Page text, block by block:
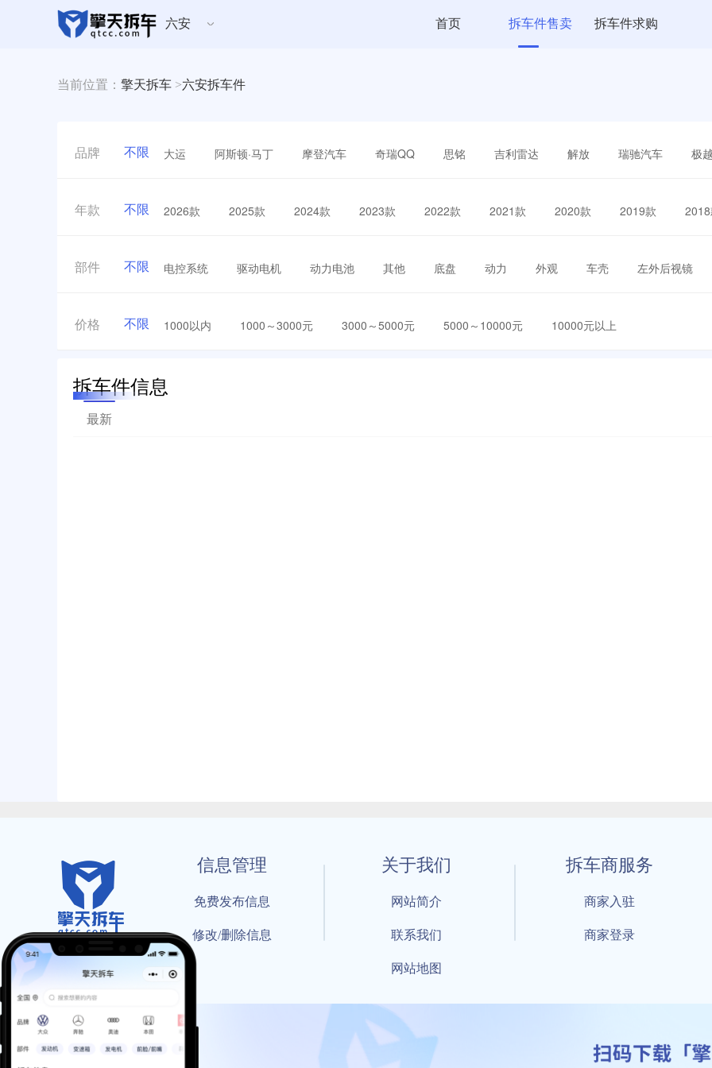
六安 首页 拆车件售卖 拆车件求购
当前位置： 擎天拆车 >六安拆车件
品牌 不限 大运 阿斯顿·马丁 摩登汽车 奇瑞QQ 思铭 吉利雷达 解放 瑞驰汽车 极
年款 不限 2026款 2025款 2024款 2023款 2022款 2021款 2020款 2019款
部件 不限 电控系统 驱动电机 动力电池 其他 底盘 动力 外观 车壳 左外后视镜
价格 不限 1000以内 1000～3000元 3000～5000元 5000～10000元 10000元以上
拆车件信息
最新
信息管理
免费发布信息
修改/删除信息
关于我们
网站简介
联系我们
网站地图
拆车商服务
商家入驻
商家登录
© 2021 By 擎天拆车-买卖拆车件，擎天拆车好省快 All Rights Reserved
工信部备案号：鲁ICP备18021004号-17 公安部备案号： 鲁公网安备